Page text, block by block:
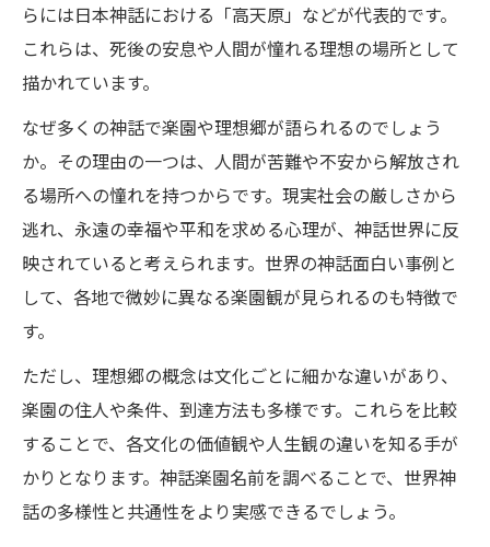
らには日本神話における「高天原」などが代表的です。
これらは、死後の安息や人間が憧れる理想の場所として
描かれています。
なぜ多くの神話で楽園や理想郷が語られるのでしょう
か。その理由の一つは、人間が苦難や不安から解放され
る場所への憧れを持つからです。現実社会の厳しさから
逃れ、永遠の幸福や平和を求める心理が、神話世界に反
映されていると考えられます。世界の神話面白い事例と
して、各地で微妙に異なる楽園観が見られるのも特徴で
す。
ただし、理想郷の概念は文化ごとに細かな違いがあり、
楽園の住人や条件、到達方法も多様です。これらを比較
することで、各文化の価値観や人生観の違いを知る手が
かりとなります。神話楽園名前を調べることで、世界神
話の多様性と共通性をより実感できるでしょう。